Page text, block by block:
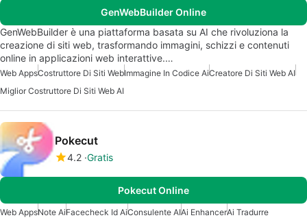
GenWebBuilder Online
GenWebBuilder è una piattaforma basata su AI che rivoluziona la
creazione di siti web, trasformando immagini, schizzi e contenuti
online in applicazioni web interattive.…
Web AppsCostruttore Di Siti WebImmagine In Codice AiCreatore Di Siti Web AI
Miglior Costruttore Di Siti Web AI
Pokecut
4.2 Gratis
Pokecut Online
Web AppsNote AiFacecheck Id AiConsulente AIAi EnhancerAi Tradurre